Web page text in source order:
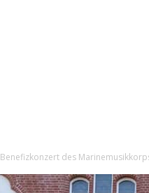
Benefizkonzert des